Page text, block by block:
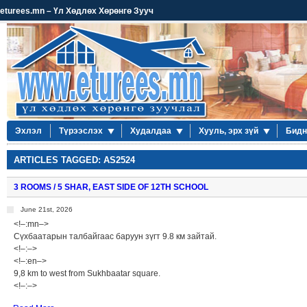
eturees.mn – Үл Хөдлөх Хөрөнгө Зууч
Эхлэл Түрээслэх Худалдаа Хууль, эрх зүй
ARTICLES TAGGED: AS2524
3 ROOMS / 5 SHAR, EAST SIDE OF 12TH SCHOOL
June 21st, 2026
<!–:mn–>
Сүхбаатарын талбайгаас баруун зүгт 9.8 км зайтай.
<!–:–>
<!–:en–>
9,8 km to west from Sukhbaatar square.
<!–:–>